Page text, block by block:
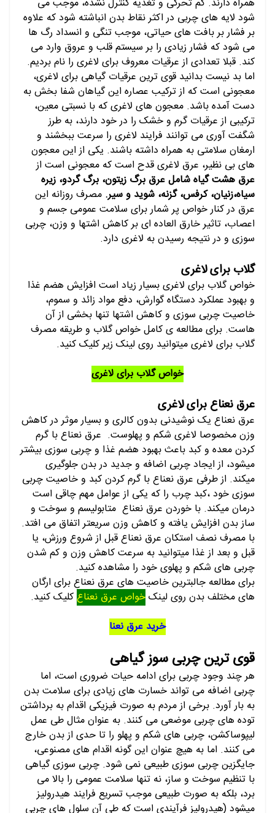
شود لایه های چربی در اکثر نقاط بدن انباشته شود که علاوه
بر فشار بر بافت های حیاتی، موجب تنگی و انسداد رگ ها
می شود که فشار زیادی را بر سیستم قلب و عروق وارد می
کند. قبلا تعدادی از عرقیات معروف برای لاغری را نام بردیم.
اما بد نیست بدانید قوی ترین عرقیات گیاهی برای لاغری،
معجونی است که از ترکیب عصاره این گیاهان شفا بخش به
دست آمده باشد. معجون های لاغری که با نسبتی معین،
ترکیبی از عرقیات گرم و خشک را در خود دارند، به طرز
شگفت آوری می توانند فرایند لاغری را سرعت ببخشند و
ارمغان سلامتی به همراه داشته باشند. یکی از این معجون
های بی نظیر، عرق لاغری قدح است که معجونی است از
عرق هشت گیاه شامل عرق برگ زیتون، برگ گردو، زیره
سیاه،زنیان، کرفس، گزنه، شوید و سیر. مصرف روزانه این
عرق در کنار خواص پر شمار برای سلامت عمومی جسم و
اعصاب، تاثیر خارق العاده ای بر کاهش اشتها و وزن، چربی
سوزی و در نتیجه رسیدن به لاغری دارد.
گلاب برای لاغری
خواص گلاب برای لاغری بسیار زیاد است افزایش هضم غذا
و بهبود عملکرد دستگاه گوارش، دفع مواد زائد و سموم،
خاصیت چربی سوزی و کاهش اشتها تنها بخشی از آن
هاست. برای مطالعه ی کامل خواص گلاب و طریقه مصرف
گلاب برای لاغری میتوانید روی لینک زیر کلیک کنید.
خواص گلاب برای لاغری
عرق نعناع برای لاغری
عرق نعناع یک نوشیدنی بدون کالری و بسیار موثر در کاهش
وزن مخصوصا لاغری شکم و پهلوست. عرق نعناع با گرم
کردن معده و کبد باعث بهبود هضم غذا و چربی سوزی بیشتر
میشود، از ایجاد چربی اضافه و جدید در بدن جلوگیری
میکند. از طرفی عرق نعناع با گرم کردن کبد و خاصیت چربی
سوزی خود ،کبد چرب را که یکی از عوامل مهم چاقی است
درمان میکند. با خوردن عرق نعناع متابولیسم و سوخت و
ساز بدن افزایش یافته و کاهش وزن سریعتر اتفاق می افتد.
با مصرف نصف استکان عرق نعناع قبل از شروع ورزش، یا
قبل و بعد از غذا میتوانید به سرعت کاهش وزن و کم شدن
چربی های شکم و پهلوی خود را مشاهده کنید.
برای مطالعه جالبترین خاصیت های عرق نعناع برای ارگان
های مختلف بدن روی لینکخواص عرق نعناعکلیک کنید.
خرید عرق نعنا
قوی ترین چربی سوز گیاهی
هر چند وجود چربی برای ادامه حیات ضروری است، اما
چربی اضافه می تواند خسارت های زیادی برای سلامت بدن
به بار آورد. برخی از مردم به صورت فیزیکی اقدام به برداشتن
توده های چربی موضعی می کنند. به عنوان مثال طی عمل
لیپوساکشن، چربی های شکم و پهلو را تا حدی از بدن خارج
می کنند. اما به هیچ عنوان این گونه اقدام های مصنوعی،
جایگزین چربی سوزی طبیعی نمی شود. چربی سوزی گیاهی
با تنظیم سوخت و ساز، نه تنها سلامت عمومی را بالا می
برد، بلکه به صورت طبیعی موجب تسریع فرایند هیدرولیز
میشود (هیدرولیز فرآیندی است که طی آن سلول های چربی